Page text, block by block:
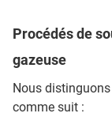
Procédés de
gazeuse
Nous
comme suit :